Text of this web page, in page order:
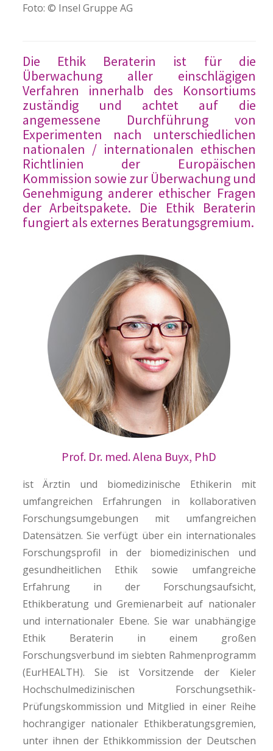
Foto: © Insel Gruppe AG
Die Ethik Beraterin ist für die
Überwachung aller einschlägigen
Verfahren innerhalb des Konsortiums
zuständig und achtet auf die
angemessene Durchführung von
Experimenten nach unterschiedlichen
nationalen / internationalen ethischen
Richtlinien der Europäischen
Kommission sowie zur Überwachung und
Genehmigung anderer ethischer Fragen
der Arbeitspakete. Die Ethik Beraterin
fungiert als externes Beratungsgremium.
Prof. Dr. med. Alena Buyx, PhD
ist Ärztin und biomedizinische Ethikerin mit
umfangreichen Erfahrungen in kollaborativen
Forschungsumgebungen mit umfangreichen
Datensätzen. Sie verfügt über ein internationales
Forschungsprofil in der biomedizinischen und
gesundheitlichen Ethik sowie umfangreiche
Erfahrung in der Forschungsaufsicht,
Ethikberatung und Gremienarbeit auf nationaler
und internationaler Ebene. Sie war unabhängige
Ethik Beraterin in einem großen
Forschungsverbund im siebten Rahmenprogramm
(EurHEALTH). Sie ist Vorsitzende der Kieler
Hochschulmedizinischen Forschungsethik-
Prüfungskommission und Mitglied in einer Reihe
hochrangiger nationaler Ethikberatungsgremien,
unter ihnen der Ethikkommission der Deutschen